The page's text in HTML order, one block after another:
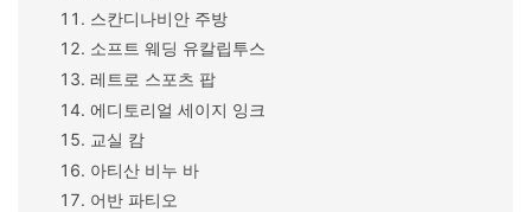
스칸디나비안 주방
소프트 웨딩 유칼립투스
레트로 스포츠 팝
에디토리얼 세이지 잉크
교실 캄
아티산 비누 바
어반 파티오